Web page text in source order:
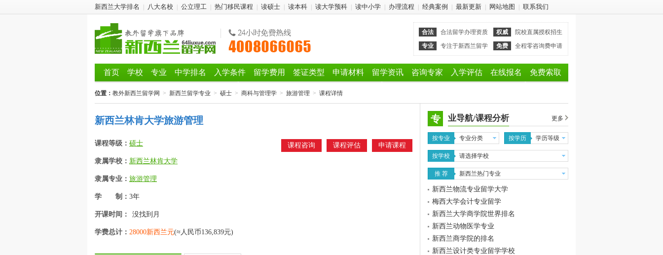
新西兰大学排名 八大名校 公立理工 热门移民课程 读硕士 读本科 读大学预科 读中小学 办理流程 经典案例 最新更新 网站地图 联系我们
合法 合法留学办理资质 权威
院校直属授权招生
专业
专注于新西兰留学 免费 全程零咨询费申请
首页 学校 专业 中学排名 入学条件 留学费用 签证类型 申请材料 留学资讯 咨询专家 入学评估 在线报名 免费索取
位置： 教外新西兰留学网 > 新西兰留学专业 > 硕士 > 商科与管理学 > 旅游管理 > 课程详情
新西兰林肯大学旅游管理
课程咨询 课程评估 申请课程
课程等级： 硕士
隶属学校： 新西兰林肯大学
隶属专业： 旅游管理
学 制： 3年
开课时间： 没找到月
学费总计： 28000新西兰元(≈人民币136,839元)
专 业导航/课程分析 更多
按专业 专业分类 按学历 学历等级
按学校 请选择学校
推 荐 新西兰热门专业
新西兰物流专业留学大学
梅西大学会计专业留学
新西兰大学商学院世界排名
新西兰动物医学专业
新西兰商学院的排名
新西兰设计类专业留学学校